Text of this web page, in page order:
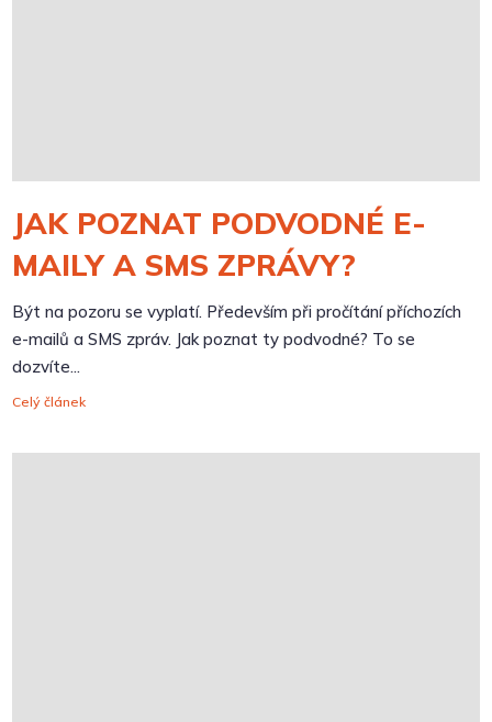
JAK POZNAT PODVODNÉ E-
MAILY A SMS ZPRÁVY?
Být na pozoru se vyplatí. Především při pročítání příchozích
e-mailů a SMS zpráv. Jak poznat ty podvodné? To se
dozvíte...
Celý článek